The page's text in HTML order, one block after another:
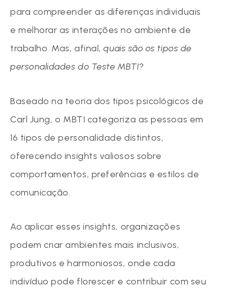
para compreender as diferenças individuais
e melhorar as interações no ambiente de
trabalho. Mas, afinal,quais são os tipos de
personalidades do Teste MBTI?
Baseado na teoria dos tipos psicológicos de
Carl Jung, o MBTI categoriza as pessoas em
16 tipos de personalidade distintos,
oferecendo insights valiosos sobre
comportamentos, preferências e estilos de
comunicação.
Ao aplicar esses insights, organizações
podem criar ambientes mais inclusivos,
produtivos e harmoniosos, onde cada
indivíduo pode florescer e contribuir com seu